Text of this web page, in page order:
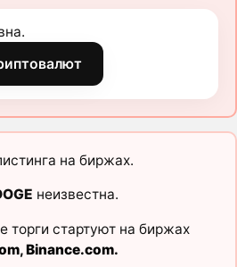
на биржах.
неизвестна.
торги стартуют на биржах
,Binance.com.